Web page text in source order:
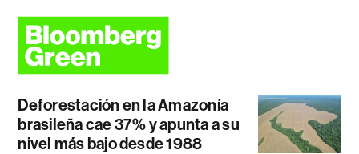
Deforestación en la Amazonía
brasileña cae 37% y apunta a su
nivel más bajo desde 1988